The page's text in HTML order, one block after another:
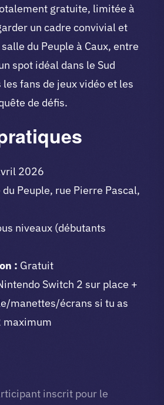
gratuite, limitée à
un cadre convivial et
salle du Peuple à Caux, entre
spot idéal dans le Sud
fans de jeux vidéo et les
de défis.
2026
du Peuple, rue Pierre Pascal,
niveaux (débutants
: Gratuit
Switch 2 sur place +
manettes/écrans si tu as
maximum
inscrit pour le